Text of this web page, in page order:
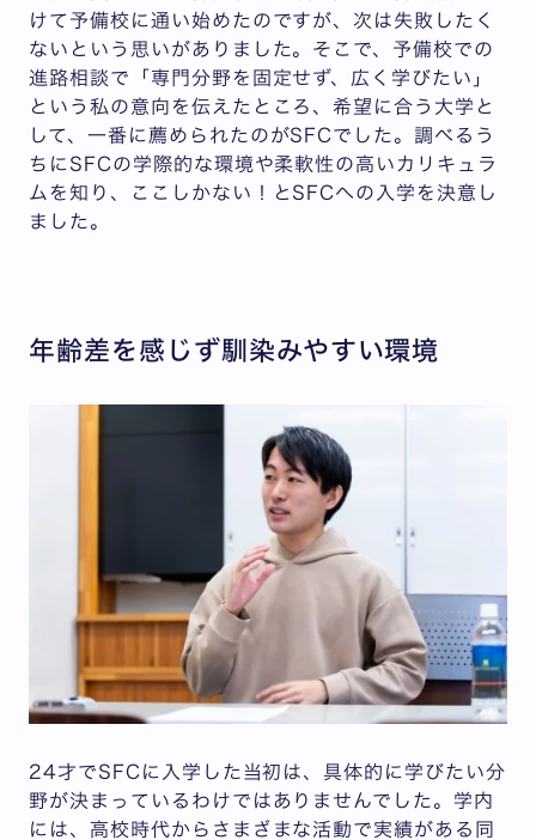
けて予備校に通い始めたのですが、次は失敗したく
ないという思いがありました。そこで、予備校での
進路相談で「専門分野を固定せず、広く学びたい」
という私の意向を伝えたところ、希望に合う大学と
して、一番に薦められたのがSFCでした。調べるう
ちにSFCの学際的な環境や柔軟性の高いカリキュラ
ムを知り、ここしかない！とSFCへの入学を決意し
ました。
年齢差を感じず馴染みやすい環境
24才でSFCに入学した当初は、具体的に学びたい分
野が決まっているわけではありませんでした。学内
には、高校時代からさまざまな活動で実績がある同